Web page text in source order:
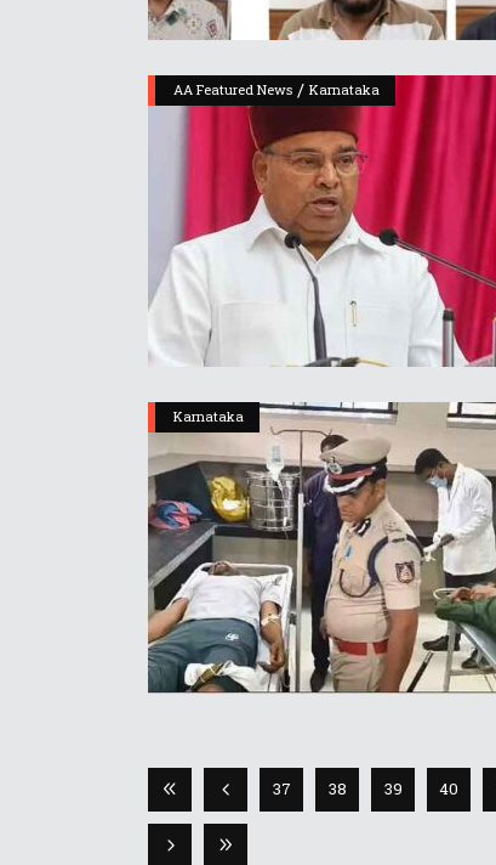
AA Featured News / Karnataka
Karnataka
37 38 39 40